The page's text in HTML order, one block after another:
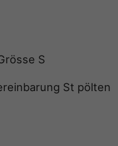
S
St pölten